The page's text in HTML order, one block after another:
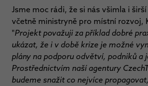
Jsme moc rádi, že si nás všimla i
včetně ministryně pro místní rozvoj,
"Projekt považuji za příklad dobré
ukázat, že i v době krize je možné
plány na podporu odvětví, podniků a
Prostřednictvím naší agentury
budeme snažit co nejvíce propagovat,